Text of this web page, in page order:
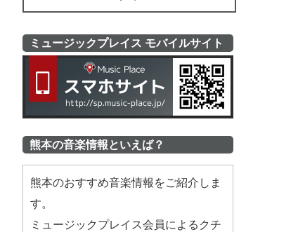
ミュージックプレイス モバイルサイト
熊本の音楽情報といえば？
熊本のおすすめ音楽情報をご紹介しま
す。
ミュージックプレイス会員によるクチ